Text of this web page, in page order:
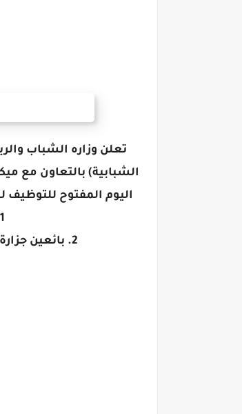
تعلن وزاره الشباب
الشبابية) بالتعاون مع
اليوم المفتوح للتوظيف
1. منسق ممرات (مؤهل متوسط / عالي)
2. بائعين جزارة /بقالة /خضار وفاكهه / عطاره (مؤهل متوسط / عالي)